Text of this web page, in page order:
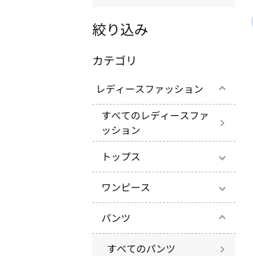
絞り込み
カテゴリ
レディースファッション
すべてのレディースファ
ッション
トップス
ワンピース
パンツ
すべてのパンツ